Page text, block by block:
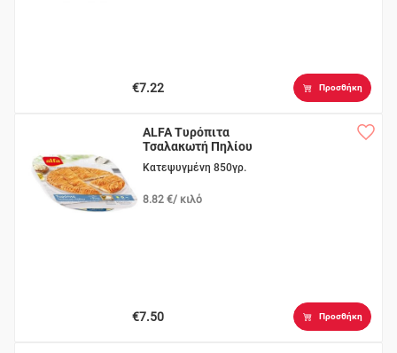
€7.22 Προσθήκη
ALFA Τυρόπιτα
Τσαλακωτή Πηλίου
Κατεψυγμένη 850γρ.
8.82 €/ κιλό
€7.50 Προσθήκη